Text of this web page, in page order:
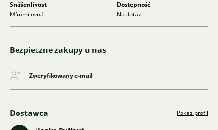
Snášenlivost
Mírumilovná
Dostępność
Na dotaz
Bezpieczne zakupy u nas
Zweryfikowany e-mail
Dostawca Pokaż profil